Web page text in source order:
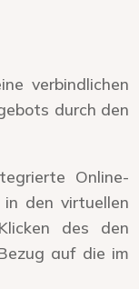
verbindlichen
durch den
Online-
den virtuellen
des den
auf die im